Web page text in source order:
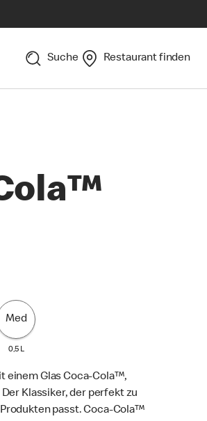
Suche Restaurant finden
Med
0,5 L
einem Glas Coca-Cola™,
Klassiker, der perfekt zu
passt. Coca-Cola™